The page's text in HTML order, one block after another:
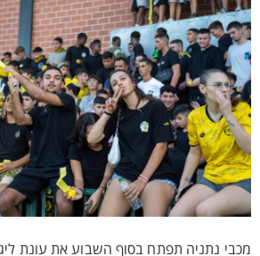
מכבי נתניה תפתח בסוף השבוע את עונת